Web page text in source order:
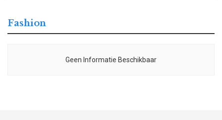
Fashion
Geen Informatie Beschikbaar